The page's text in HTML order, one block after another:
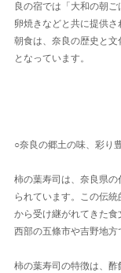
良の宿では「大和の朝
卵焼きなどと共に提供
朝食は、奈良の歴史と
となっています。
○奈良の郷土の味、彩り
柿の葉寿司は、奈良県
られています。この伝
から受け継がれてきた
西部の五條市や吉野地方
柿の葉寿司の特徴は、酢